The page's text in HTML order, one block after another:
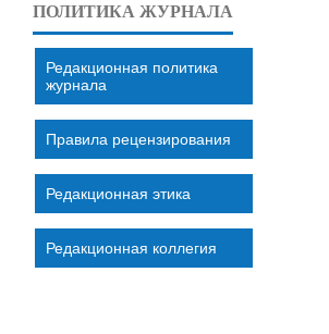
ПОЛИТИКА ЖУРНАЛА
Редакционная политика
журнала
Правила рецензирования
Редакционная этика
Редакционная коллегия